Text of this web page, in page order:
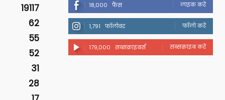
19117
62
55
52
31
28
18,000 फैंस लाइक करें
1,791 फॉलोवर फॉलो करें
179,000 सब्सक्राइबर्स सब्सक्राइब करें